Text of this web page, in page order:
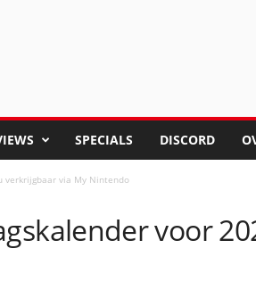
SPECIALS DISCORD
verkrijgbaar via My Nintendo
voor